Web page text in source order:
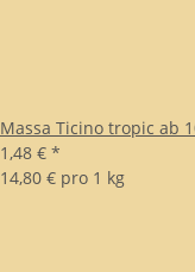
Massa Ticino tropic ab
1,48 € *
14,80 € pro 1 kg